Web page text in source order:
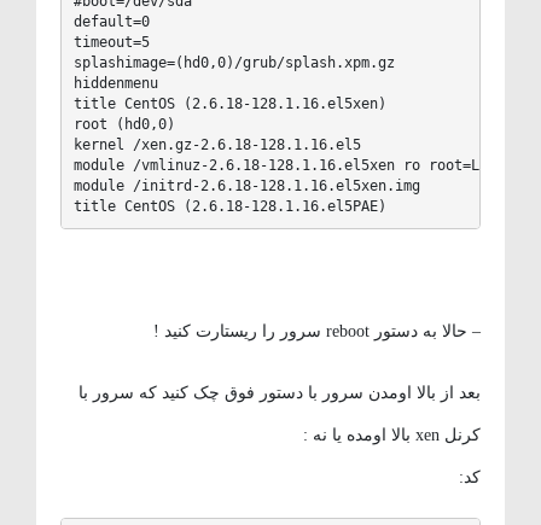
default=0
timeout=5
splashimage=(hd0,0)/grub/splash.xpm.gz
hiddenmenu
title CentOS (2.6.18-128.1.16.el5xen)
root (hd0,0)
kernel /xen.gz-2.6.18-128.1.16.el5
module /vmlinuz-2.6.18-128.1.16.el5xen ro
module /initrd-2.6.18-128.1.16.el5xen.img
title CentOS (2.6.18-128.1.16.el5PAE)
– حالا به دستور reboot سرور را ریستارت کنید !
بعد از بالا اومدن سرور با دستور فوق چک کنید که سرور با
کرنل xen بالا اومده یا نه :
کد: